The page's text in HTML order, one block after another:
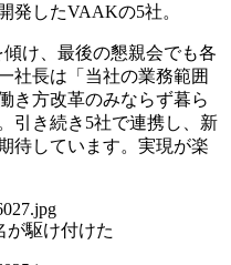
発したVAAKの5社。
け、最後の懇親会でも各
社長は「当社の業務範囲
き方改革のみならず暮ら
引き続き5社で連携し、新
待しています。実現が楽
が駆け付けた